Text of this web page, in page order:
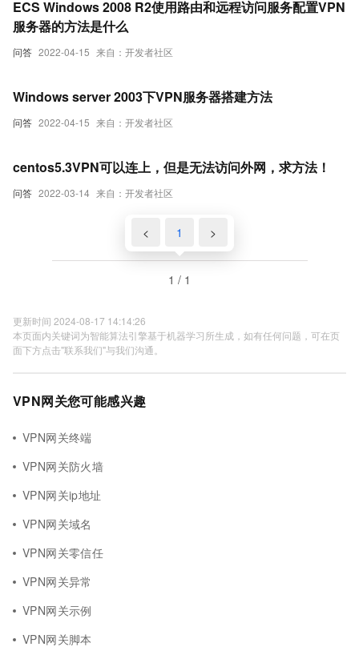
问答 2022-04-15 来自：开发者社区
ECS Windows 2008 R2使用路由和远程访问服务配置VPN
服务器的方法是什么
问答 2022-04-15 来自：开发者社区
Windows server 2003下VPN服务器搭建方法
问答 2022-03-14 来自：开发者社区
centos5.3VPN可以连上，但是无法访问外网，求方法！
< 1 >
1 / 1
更新时间 2024-08-17 14:14:26
本页面内关键词为智能算法引擎基于机器学习所生成，如有任何问题，可在页
面下方点击"联系我们"与我们沟通。
VPN网关您可能感兴趣
VPN网关终端
VPN网关防火墙
VPN网关ip地址
VPN网关域名
VPN网关零信任
VPN网关异常
VPN网关示例
VPN网关脚本